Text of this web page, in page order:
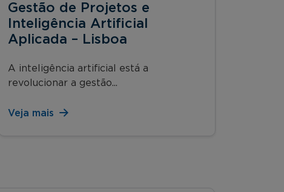
Gestão de Projetos e
Inteligência Artificial
Aplicada – Lisboa
A inteligência artificial está a
revolucionar a gestão...
Veja mais